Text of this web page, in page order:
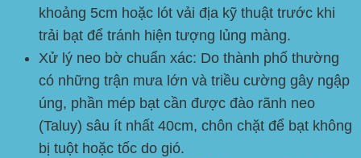
khoảng 5cm hoặc lót vải địa kỹ thuật trước khi
trải bạt để tránh hiện tượng lủng màng.
Xử lý neo bờ chuẩn xác: Do thành phố thường
có những trận mưa lớn và triều cường gây ngập
úng, phần mép bạt cần được đào rãnh neo
(Taluy) sâu ít nhất 40cm, chôn chặt để bạt không
bị tuột hoặc tốc do gió.